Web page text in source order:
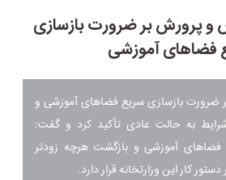
و پرورش بر ضرورت بازسازی
فضاهای آموزشی
ضرورت بازسازی سریع فضاهای آموزشی و
به حالت عادی تأکید کرد و گفت:
آموزشی و بازگشت هرچه زودتر
کار این وزارتخانه قرار دارد.